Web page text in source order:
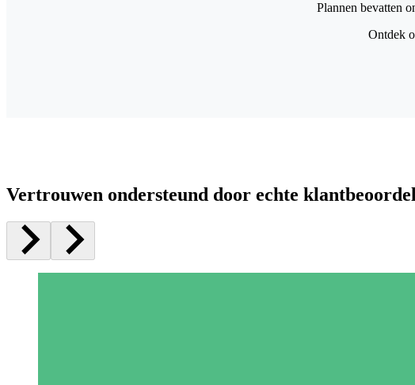
Plannen bevatten
Ontdek
Vertrouwen ondersteund door echte